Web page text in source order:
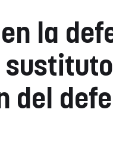
la
del